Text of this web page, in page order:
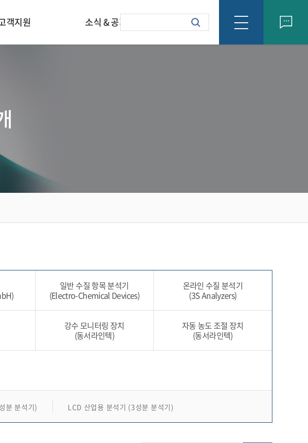
객지원
기기원리
카타로그
소식 & 공지
일반 수질 항목 분석기
(Electro-Chemical Devices)
온라인 수질 분석기
(3S Analyzers)
강수 모니터링 장치
(동서라인텍)
자동 농도 조절 장치
(동서라인텍)
분 분석기) LCD 산업용 분석기 (3성분 분석기)